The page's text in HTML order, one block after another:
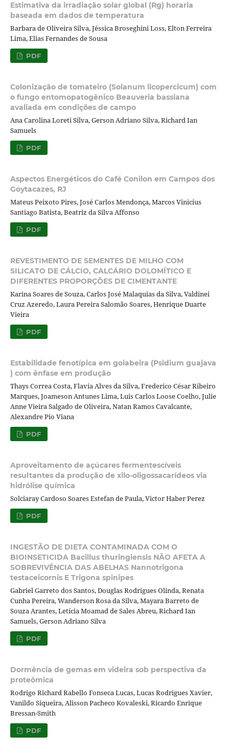
Estimativa da irradiação solar global (Rg) horaria
baseada em dados de temperatura
Barbara de Oliveira Silva, Jéssica Broseghini Loss, Elton Ferreira
Lima, Elias Fernandes de Sousa
PDF
Colonização de tomateiro (Solanum licopercicum) com
o fungo entomopatogênico Beauveria bassiana
avaliada em condições de campo
Ana Carolina Loreti Silva, Gerson Adriano Silva, Richard Ian
Samuels
PDF
Aspectos Energéticos do Café Conilon em Campos dos
Goytacazes, RJ
Mateus Peixoto Pires, José Carlos Mendonça, Marcos Vinicius
Santiago Batista, Beatriz da Silva Affonso
PDF
REVESTIMENTO DE SEMENTES DE MILHO COM
SILICATO DE CÁLCIO, CALCÁRIO DOLOMÍTICO E
DIFERENTES PROPORÇÕES DE CIMENTANTE
Karina Soares de Souza, Carlos José Malaquias da Silva, Valdinei
Cruz Azeredo, Laura Pereira Salomão Soares, Henrique Duarte
Vieira
PDF
Estabilidade fenotípica em goiabeira (Psidium guajava
) com ênfase em produção
Thays Correa Costa, Flavia Alves da Silva, Frederico César Ribeiro
Marques, Joameson Antunes Lima, Luis Carlos Loose Coelho, Julie
Anne Vieira Salgado de Oliveira, Natan Ramos Cavalcante,
Alexandre Pio Viana
PDF
Aproveitamento de açúcares fermentescíveis
resultantes da produção de xilo-oligossacarídeos via
hidrólise química
Solciaray Cardoso Soares Estefan de Paula, Victor Haber Perez
PDF
INGESTÃO DE DIETA CONTAMINADA COM O
BIOINSETICIDA Bacillus thuringiensis NÃO AFETA A
SOBREVIVÊNCIA DAS ABELHAS Nannotrigona
testaceicornis E Trigona spinipes
Gabriel Garreto dos Santos, Douglas Rodrigues Olinda, Renata
Cunha Pereira, Wanderson Rosa da Silva, Mayara Barreto de
Souza Arantes, Letícia Moamad de Sales Abreu, Richard Ian
Samuels, Gerson Adriano Silva
PDF
Dormência de gemas em videira sob perspectiva da
proteômica
Rodrigo Richard Rabello Fonseca Lucas, Lucas Rodrigues Xavier,
Vanildo Siqueira, Alisson Pacheco Kovaleski, Ricardo Enrique
Bressan-Smith
PDF